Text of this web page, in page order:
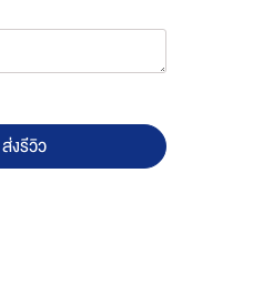
ส่งรีวิว